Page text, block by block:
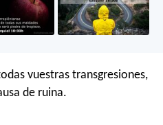
vuestras transgresiones,
de ruina.